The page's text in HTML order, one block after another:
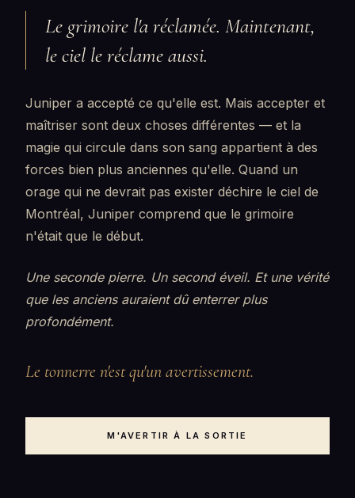
Le grimoire l'a réclamée. Maintenant,
le ciel le réclame aussi.
Juniper a accepté ce qu'elle est. Mais accepter et
maîtriser sont deux choses différentes — et la
magie qui circule dans son sang appartient à des
forces bien plus anciennes qu'elle. Quand un
orage qui ne devrait pas exister déchire le ciel de
Montréal, Juniper comprend que le grimoire
n'était que le début.
Une seconde pierre. Un second éveil. Et une vérité
que les anciens auraient dû enterrer plus
profondément.
Le tonnerre n'est qu'un avertissement.
M'AVERTIR À LA SORTIE